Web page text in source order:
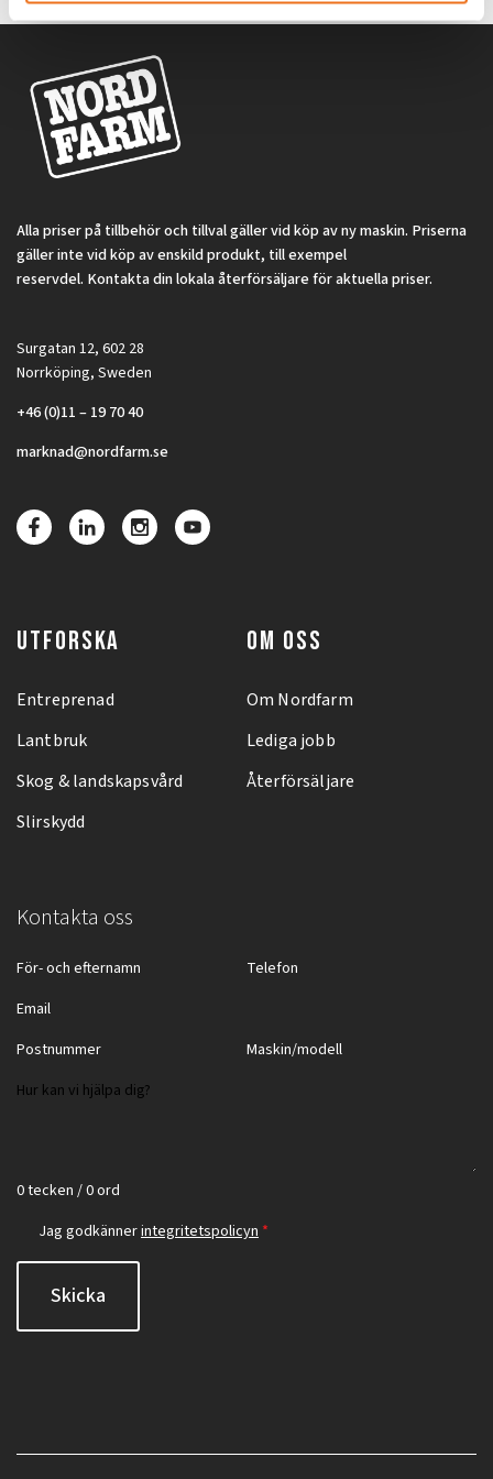
Alla priser på tillbehör och tillval gäller vid köp av ny maskin. Priserna
gäller inte vid köp av enskild produkt, till exempel
reservdel. Kontakta din lokala återförsäljare för aktuella priser.
Surgatan 12, 602 28
Norrköping, Sweden
+46 (0)11 – 19 70 40
marknad@nordfarm.se
UTFORSKA
Entreprenad
Lantbruk
Skog & landskapsvård
Slirskydd
OM OSS
Om Nordfarm
Lediga jobb
Återförsäljare
Kontakta oss
0 tecken / 0 ord
Jag godkännerintegritetspolicyn *
Skicka